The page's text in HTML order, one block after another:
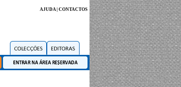
AJUDA| CONTACTOS